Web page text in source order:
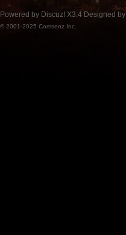
Powered by Discuz! X3.4 Designed
© 2001-2025 Comsenz Inc.